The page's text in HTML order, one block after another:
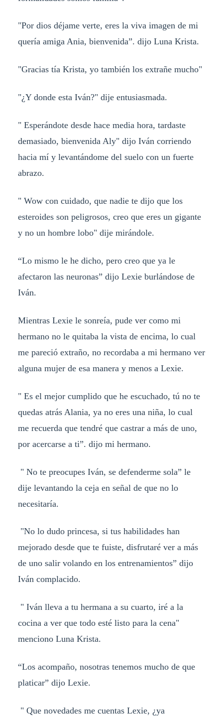
"Por dios déjame verte, eres la viva imagen de mi
quería amiga Ania, bienvenida”. dijo Luna Krista.
"Gracias tía Krista, yo también los extrañe mucho"
"¿Y donde esta Iván?" dije entusiasmada.
" Esperándote desde hace media hora, tardaste
demasiado, bienvenida Aly" dijo Iván corriendo
hacia mí y levantándome del suelo con un fuerte
abrazo.
" Wow con cuidado, que nadie te dijo que los
esteroides son peligrosos, creo que eres un gigante
y no un hombre lobo" dije mirándole.
“Lo mismo le he dicho, pero creo que ya le
afectaron las neuronas” dijo Lexie burlándose de
Iván.
Mientras Lexie le sonreía, pude ver como mi
hermano no le quitaba la vista de encima, lo cual
me pareció extraño, no recordaba a mi hermano ver
alguna mujer de esa manera y menos a Lexie.
" Es el mejor cumplido que he escuchado, tú no te
quedas atrás Alania, ya no eres una niña, lo cual
me recuerda que tendré que castrar a más de uno,
por acercarse a ti”. dijo mi hermano.
" No te preocupes Iván, se defenderme sola” le
dije levantando la ceja en señal de que no lo
necesitaría.
"No lo dudo princesa, si tus habilidades han
mejorado desde que te fuiste, disfrutaré ver a más
de uno salir volando en los entrenamientos” dijo
Iván complacido.
" Iván lleva a tu hermana a su cuarto, iré a la
cocina a ver que todo esté listo para la cena"
menciono Luna Krista.
“Los acompaño, nosotras tenemos mucho de que
platicar” dijo Lexie.
" Que novedades me cuentas Lexie, ¿ya